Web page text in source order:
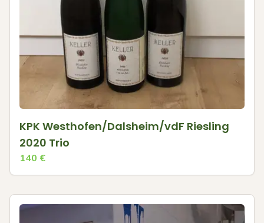
KPK Westhofen/Dalsheim/vdF Riesling
2020 Trio
140 €